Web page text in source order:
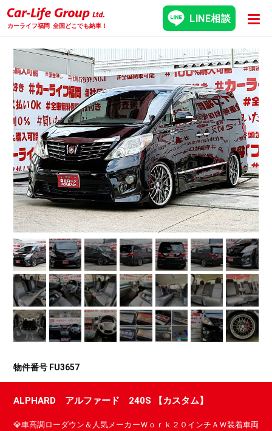
カーライフ福岡 全国どこでも納車！
LINE相談
物件番号 FU3657
ALPHARD アルファード 240S 【カスタム】
💎車高調ローダウン＆人気メーカーＷｏｒｋ２０インチＡＷ装着車両